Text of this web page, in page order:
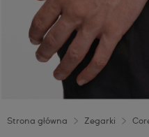
Strona główna Zegarki